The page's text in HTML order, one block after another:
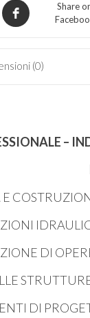
Share
(0)
–
DI
DI